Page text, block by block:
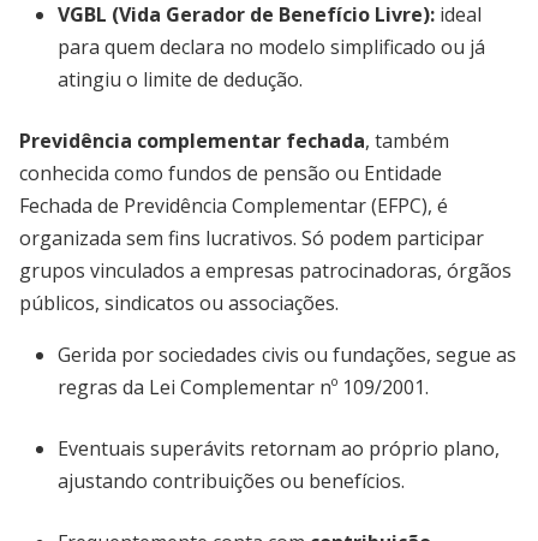
VGBL (Vida Gerador de Benefício Livre): ideal
para quem declara no modelo simplificado ou já
atingiu o limite de dedução.
Previdência complementar fechada, também
conhecida como fundos de pensão ou Entidade
Fechada de Previdência Complementar (EFPC), é
organizada sem fins lucrativos. Só podem participar
grupos vinculados a empresas patrocinadoras, órgãos
públicos, sindicatos ou associações.
Gerida por sociedades civis ou fundações, segue as
regras da Lei Complementar nº 109/2001.
Eventuais superávits retornam ao próprio plano,
ajustando contribuições ou benefícios.